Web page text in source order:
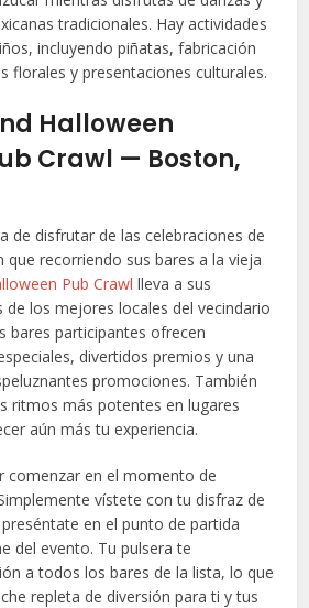
tradicionales. Hay actividades
incluyendo piñatas, fabricación
florales y presentaciones culturales.
Halloween
Crawl — Boston,
de disfrutar de las celebraciones de
que recorriendo sus bares a la vieja
Pub Crawl lleva a sus
de los mejores locales del vecindario
bares participantes ofrecen
divertidos premios y una
promociones. También
ritmos más potentes en lugares
aún más tu experiencia.
comenzar en el momento de
vístete con tu disfraz de
en el punto de partida
del evento. Tu pulsera te
a todos los bares de la lista, lo que
repleta de diversión para ti y tus